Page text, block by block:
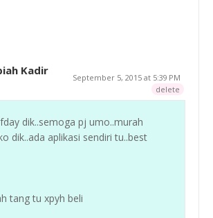
Kadir
September 5, 2015 at 5:39 PM
delete
dik..semoga pj umo..murah
dik..ada aplikasi sendiri tu..best
tang tu xpyh beli